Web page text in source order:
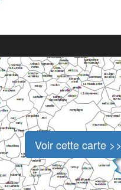
Voir cette carte >>